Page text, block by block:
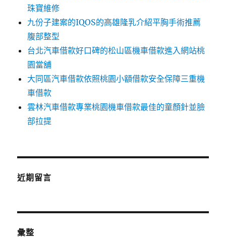
珠寶維修
九份子建案的IQOS的高雄隆乳介紹平胸手術推薦
腹部整型
台北汽車借款好口碑的松山區機車借款進入網站桃
園當舖
大同區汽車借款依照桃園小額借款安全保障三重機
車借款
雲林汽車借款專業桃園機車借款最佳的童顏針並臉
部拉提
近期留言
彙整